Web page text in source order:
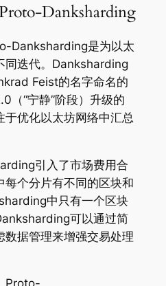
Danksharding
Danksharding是为以太
同迭代。Danksharding
Feist的名字命名的
（“宁静”阶段）升级的
优化以太坊网络中汇总
引入了市场费用合
每个分片有不同的区块和
中只有一个区块
可以通过简
数据管理来增强交易处理